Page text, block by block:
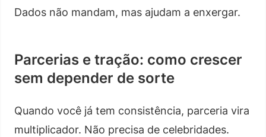
Dados não mandam, mas ajudam a enxergar.
Parcerias e tração: como crescer
sem depender de sorte
Quando você já tem consistência, parceria vira
multiplicador. Não precisa de celebridades.